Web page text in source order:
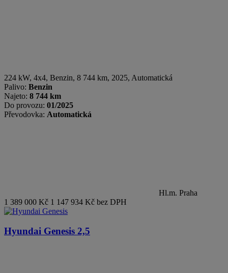
224 kW, 4x4, Benzin, 8 744 km, 2025, Automatická
Palivo: Benzin
Najeto: 8 744 km
Do provozu: 01/2025
Převodovka: Automatická
Hl.m. Praha
1 389 000 Kč 1 147 934 Kč bez DPH
Hyundai Genesis 2,5